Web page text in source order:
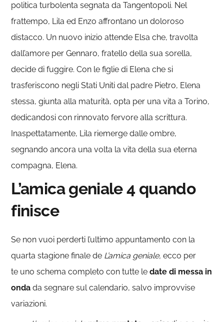
politica turbolenta segnata da Tangentopoli. Nel
frattempo, Lila ed Enzo affrontano un doloroso
distacco. Un nuovo inizio attende Elsa che, travolta
dall’amore per Gennaro, fratello della sua sorella,
decide di fuggire. Con le figlie di Elena che si
trasferiscono negli Stati Uniti dal padre Pietro, Elena
stessa, giunta alla maturità, opta per una vita a Torino,
dedicandosi con rinnovato fervore alla scrittura.
Inaspettatamente, Lila riemerge dalle ombre,
segnando ancora una volta la vita della sua eterna
compagna, Elena.
L’amica geniale 4 quando
finisce
Se non vuoi perderti l’ultimo appuntamento con la
quarta stagione finale de L’amica geniale,ecco per
te uno schema completo con tutte ledate di messa in
onda da segnare sul calendario, salvo improvvise
variazioni.